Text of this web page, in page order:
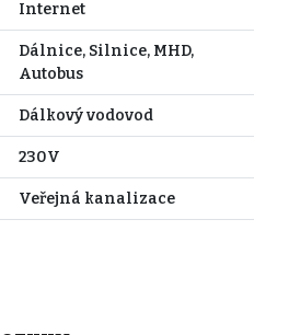
Internet
Dálnice, Silnice, MHD,
Autobus
Dálkový vodovod
230V
Veřejná kanalizace